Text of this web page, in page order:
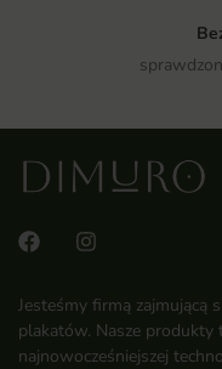
Jesteśmy firmą zajmującą
plakatów. Nasze produkty
najnowocześniejszej